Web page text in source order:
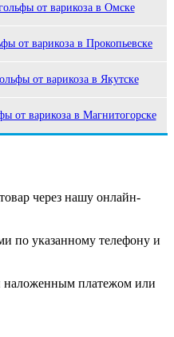
от варикоза в Омске
от варикоза в Прокопьевске
от варикоза в Якутске
от варикоза в Магнитогорске
через нашу онлайн-
по указанному телефону и
наложенным платежом или